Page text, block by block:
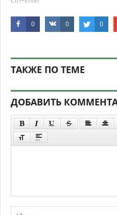
0 0 0
ТАКЖЕ ПО ТЕМЕ
ДОБАВИТЬ